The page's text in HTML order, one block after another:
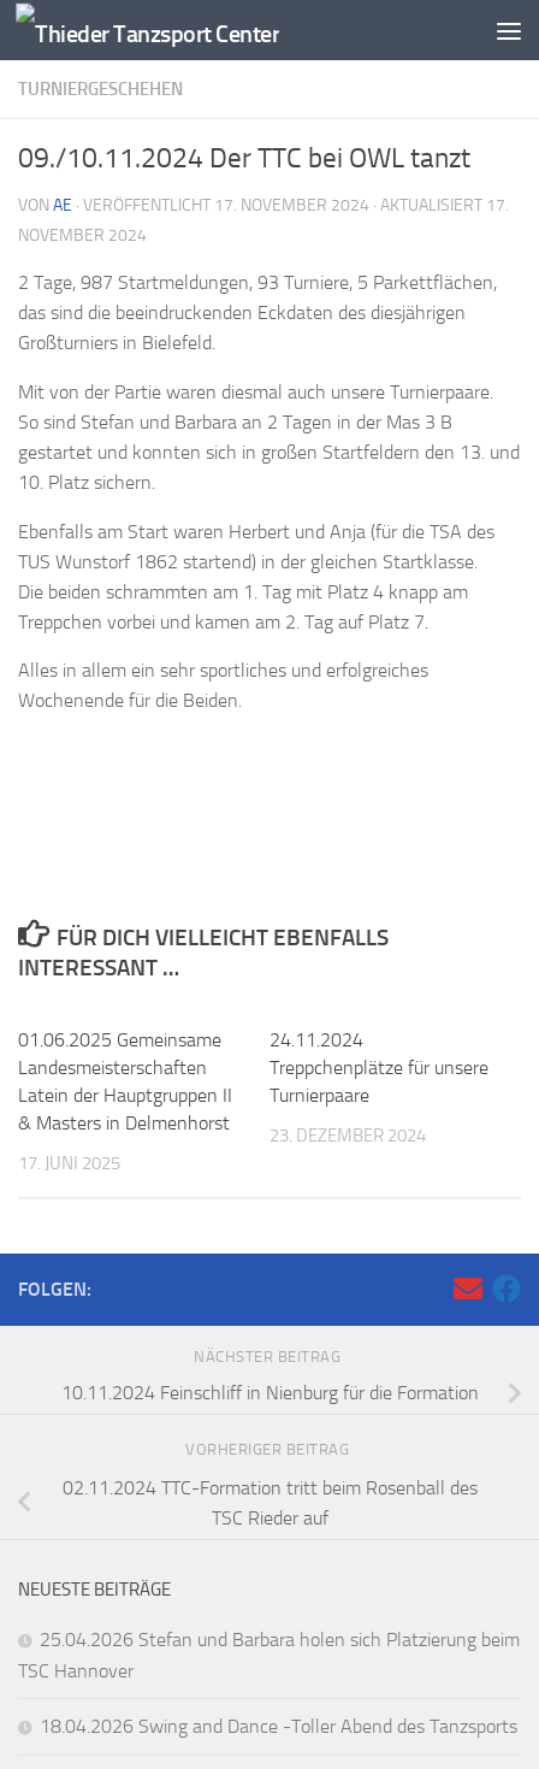
Zum Inhalt springen
TURNIERGESCHEHEN
09./10.11.2024 Der TTC bei OWL tanzt
VON AE · VERÖFFENTLICHT 17. NOVEMBER 2024 · AKTUALISIERT 17.
NOVEMBER 2024
2 Tage, 987 Startmeldungen, 93 Turniere, 5 Parkettflächen,
das sind die beeindruckenden Eckdaten des diesjährigen
Großturniers in Bielefeld.
Mit von der Partie waren diesmal auch unsere Turnierpaare.
So sind Stefan und Barbara an 2 Tagen in der Mas 3 B
gestartet und konnten sich in großen Startfeldern den 13. und
10. Platz sichern.
Ebenfalls am Start waren Herbert und Anja (für die TSA des
TUS Wunstorf 1862 startend) in der gleichen Startklasse.
Die beiden schrammten am 1. Tag mit Platz 4 knapp am
Treppchen vorbei und kamen am 2. Tag auf Platz 7.
Alles in allem ein sehr sportliches und erfolgreiches
Wochenende für die Beiden.
FÜR DICH VIELLEICHT EBENFALLS
INTERESSANT …
01.06.2025 Gemeinsame
Landesmeisterschaften
Latein der Hauptgruppen II
& Masters in Delmenhorst
17. JUNI 2025
24.11.2024
Treppchenplätze für unsere
Turnierpaare
23. DEZEMBER 2024
FOLGEN:
NÄCHSTER BEITRAG
10.11.2024 Feinschliff in Nienburg für die Formation
VORHERIGER BEITRAG
02.11.2024 TTC-Formation tritt beim Rosenball des
TSC Rieder auf
NEUESTE BEITRÄGE
25.04.2026 Stefan und Barbara holen sich Platzierung beim
TSC Hannover
18.04.2026 Swing and Dance -Toller Abend des Tanzsports